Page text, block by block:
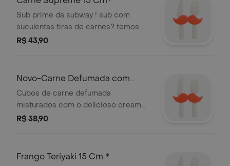
Sub prime da subway ! sub com
suculentas tiras de carnes? temos.
acompanhado do delicioso molho
escolha.
R$ 43,90
Novo-Carne Defumada com
Cream Cheese 15Cm*
Cubos de carne defumada
misturados com o delicioso cream
cheese
R$ 38,90
Frango Teriyaki 15 Cm *